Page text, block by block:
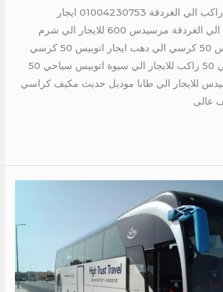
ايجار مرسيدس 50 راكب الي الغردقة 01004230753 ايجار
مرسيدس 50 راكب الي الغردقة مرسيدس 600 للايجار الي شرم
الشيخ ايجار مرسيدس 50 كرسي الي دهب ايجار اتوبيس 50 كرسي
الي طابا باص سياحي 50 راكب للايجار الي سيوة اتوبيس سياحي 50
للايجار الي طابا موديل حديث مكيف كراسي
عالى